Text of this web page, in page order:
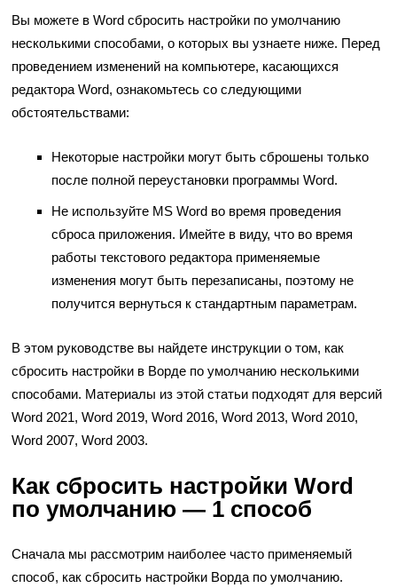
Вы можете в Word сбросить настройки по умолчанию
несколькими способами, о которых вы узнаете ниже. Перед
проведением изменений на компьютере, касающихся
редактора Word, ознакомьтесь со следующими
обстоятельствами:
Некоторые настройки могут быть сброшены только
после полной переустановки программы Word.
Не используйте MS Word во время проведения
сброса приложения. Имейте в виду, что во время
работы текстового редактора применяемые
изменения могут быть перезаписаны, поэтому не
получится вернуться к стандартным параметрам.
В этом руководстве вы найдете инструкции о том, как
сбросить настройки в Ворде по умолчанию несколькими
способами. Материалы из этой статьи подходят для версий
Word 2021, Word 2019, Word 2016, Word 2013, Word 2010,
Word 2007, Word 2003.
Как сбросить настройки Word
по умолчанию — 1 способ
Сначала мы рассмотрим наиболее часто применяемый
способ, как сбросить настройки Ворда по умолчанию.